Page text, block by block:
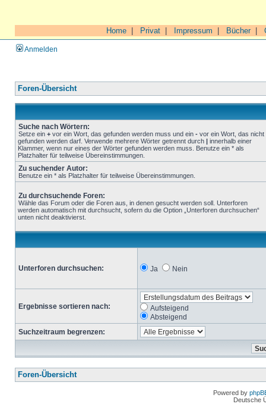
Home Privat Impressum Bücher|
Anmelden
Foren-Übersicht
Suche nach Wörtern:
Setze ein + vor ein Wort, das gefunden werden muss und ein - vor ein Wort, das nicht
gefunden werden darf. Verwende mehrere Wörter getrennt durch | innerhalb einer
Klammer, wenn nur eines der Wörter gefunden werden muss. Benutze ein * als
Platzhalter für teilweise Übereinstimmungen.
Zu suchender Autor:
Benutze ein * als Platzhalter für teilweise Übereinstimmungen.
Zu durchsuchende Foren:
Wähle das Forum oder die Foren aus, in denen gesucht werden soll. Unterforen
werden automatisch mit durchsucht, sofern du die Option „Unterforen durchsuchen“
unten nicht deaktivierst.
Unterforen durchsuchen: Ja Nein
Ergebnisse sortieren nach:
Aufsteigend
Absteigend
Suchzeitraum begrenzen:
Foren-Übersicht
Powered by
Deutsche